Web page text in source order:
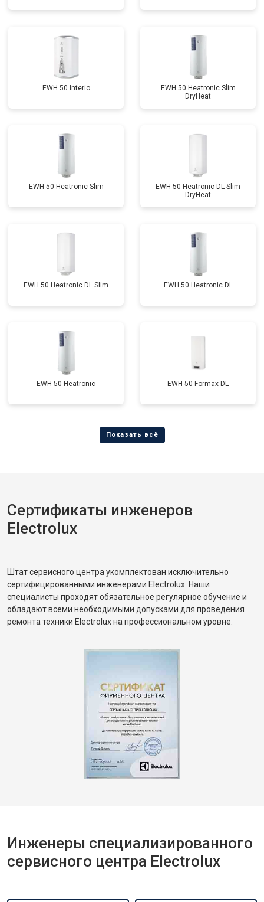
EWH 50 Interio
EWH 50 Heatronic Slim
DryHeat
EWH 50 Heatronic Slim
EWH 50 Heatronic DL Slim
DryHeat
EWH 50 Heatronic DL Slim EWH 50 Heatronic DL
EWH 50 Heatronic EWH 50 Formax DL
Сертификаты инженеров
Electrolux
Штат сервисного центра укомплектован исключительно
сертифицированными инженерами Electrolux. Наши
специалисты проходят обязательное регулярное обучение и
обладают всеми необходимыми допусками для проведения
ремонта техники Electrolux на профессиональном уровне.
Инженеры специализированного
сервисного центра Electrolux